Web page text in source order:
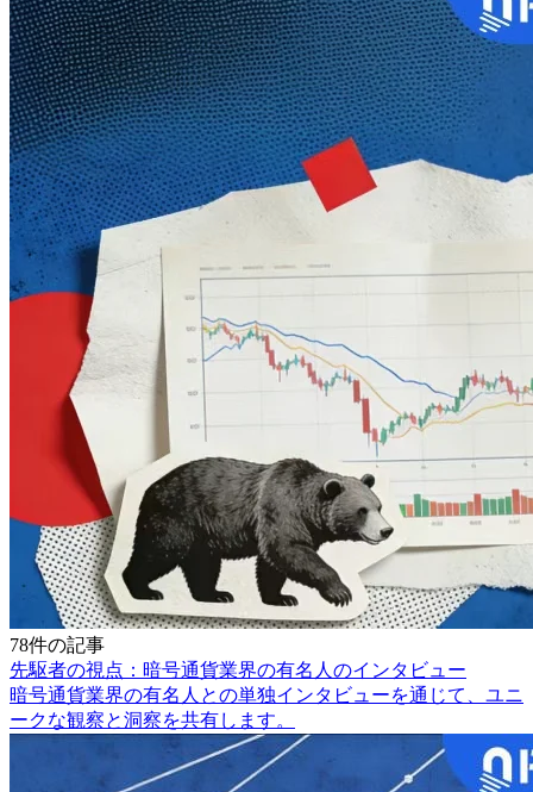
78件の記事
先駆者の視点：暗号通貨業界の有名人のインタビュー
暗号通貨業界の有名人との単独インタビューを通じて、ユニ
ークな観察と洞察を共有します。